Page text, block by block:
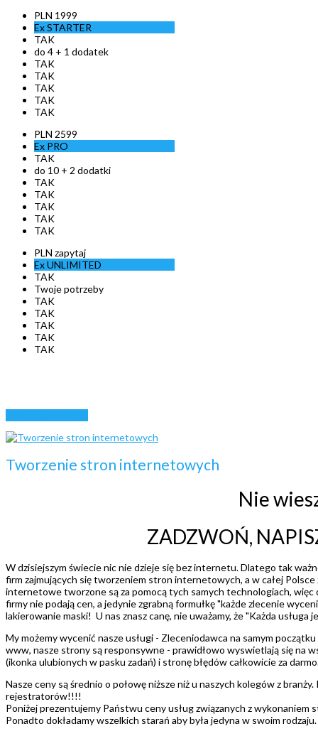
PLN 1999
ExSTARTER
TAK
do 4 + 1 dodatek
TAK
TAK
TAK
TAK
TAK
PLN 2599
Ex PRO
TAK
do 10 + 2 dodatki
TAK
TAK
TAK
TAK
TAK
PLN zapytaj
ExUNLIMITED
TAK
Twoje potrzeby
TAK
TAK
TAK
TAK
TAK
Tworzenie stron internetowych
Nie
ZADZWOŃ,
W dzisiejszym świecie nic nie dzieje się bez internetu. Dlatego tak
firm zajmujących się tworzeniem stron internetowych, a w całej
internetowe tworzone są za pomocą tych samych technologiach, więc
firmy nie podają cen, a jedynie zgrabną formułkę "każde zlecenie
lakierowanie maski! U nas znasz canę, nie uważamy, że "Każda
My możemy wycenić nasze usługi - Zleceniodawca na samym
www, nasze strony są responsywne - prawidłowo wyswietlają się na
(ikonka ulubionych w pasku zadań) i stronę błędów całkowicie za
Nasze ceny są średnio o połowę niższe niż u naszych kolegów z
rejestratorów!!!!
Poniżej prezentujemy Państwu ceny usług związanych z
Ponadto dokładamy wszelkich starań aby była jedyna w swoim